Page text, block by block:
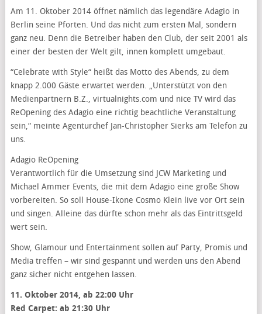
Am 11. Oktober 2014 öffnet nämlich das legendäre Adagio in
Berlin seine Pforten. Und das nicht zum ersten Mal, sondern
ganz neu. Denn die Betreiber haben den Club, der seit 2001 als
einer der besten der Welt gilt, innen komplett umgebaut.
“Celebrate with Style“ heißt das Motto des Abends, zu dem
knapp 2.000 Gäste erwartet werden. „Unterstützt von den
Medienpartnern B.Z., virtualnights.com und nice TV wird das
ReOpening des Adagio eine richtig beachtliche Veranstaltung
sein,“ meinte Agenturchef Jan-Christopher Sierks am Telefon zu
uns.
Adagio ReOpening
Verantwortlich für die Umsetzung sind JCW Marketing und
Michael Ammer Events, die mit dem Adagio eine große Show
vorbereiten. So soll House-Ikone Cosmo Klein live vor Ort sein
und singen. Alleine das dürfte schon mehr als das Eintrittsgeld
wert sein.
Show, Glamour und Entertainment sollen auf Party, Promis und
Media treffen – wir sind gespannt und werden uns den Abend
ganz sicher nicht entgehen lassen.
11. Oktober 2014, ab 22:00 Uhr
Red Carpet: ab 21:30 Uhr